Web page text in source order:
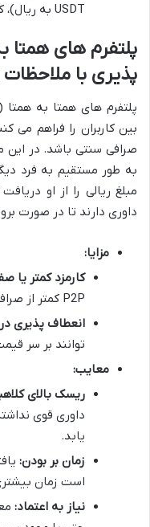
USDT به ریال)، کارمزد جداگانه ای کسر می شود.
پذیری با ملاحظات
بین کاربران را فراهم می
صرافی سنتی باشد. در این
به طور مستقیم به فرد
مبلغ ریالی را از او
داوری دارند تا در صورت
مزایا:
کارمزد کمتر یا
P2P کمتر از صرافی ها یا حتی صفر است.
انعطاف پذیری
توانند بر سر
معایب:
ریسک بالای
داوری قوی
یابد.
زمان بر بودن:
است زمان
نیاز به اعتماد: